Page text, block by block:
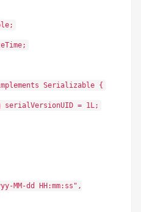
Serializable {
= 1L;
MM-dd HH:mm:ss",